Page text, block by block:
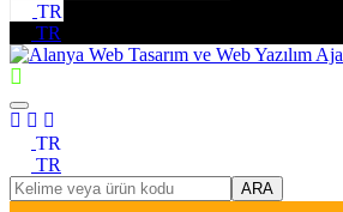
TR
TR
TR
TR
ARA